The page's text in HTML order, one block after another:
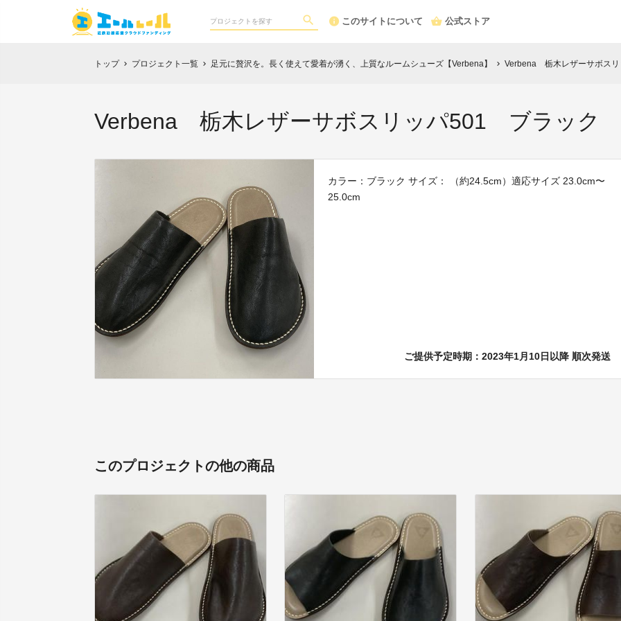
このサイトについて 公式ストア
トップ chevron_right プロジェクト一覧 chevron_right 足元に贅沢を。長く使えて愛着が湧く、上質なルームシューズ【Verbena】 chevron_right Verbena 栃木レザーサボス
Verbena 栃木レザーサボスリッパ501 ブラック
カラー：ブラック サイズ： （約24.5cm）適応サイズ 23.0cm〜
25.0cm
ご提供予定時期：2023年1月10日以降 順次発送
このプロジェクトの他の商品